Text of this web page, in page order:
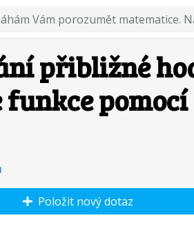
přibližné
pomocí
Položit nový dotaz